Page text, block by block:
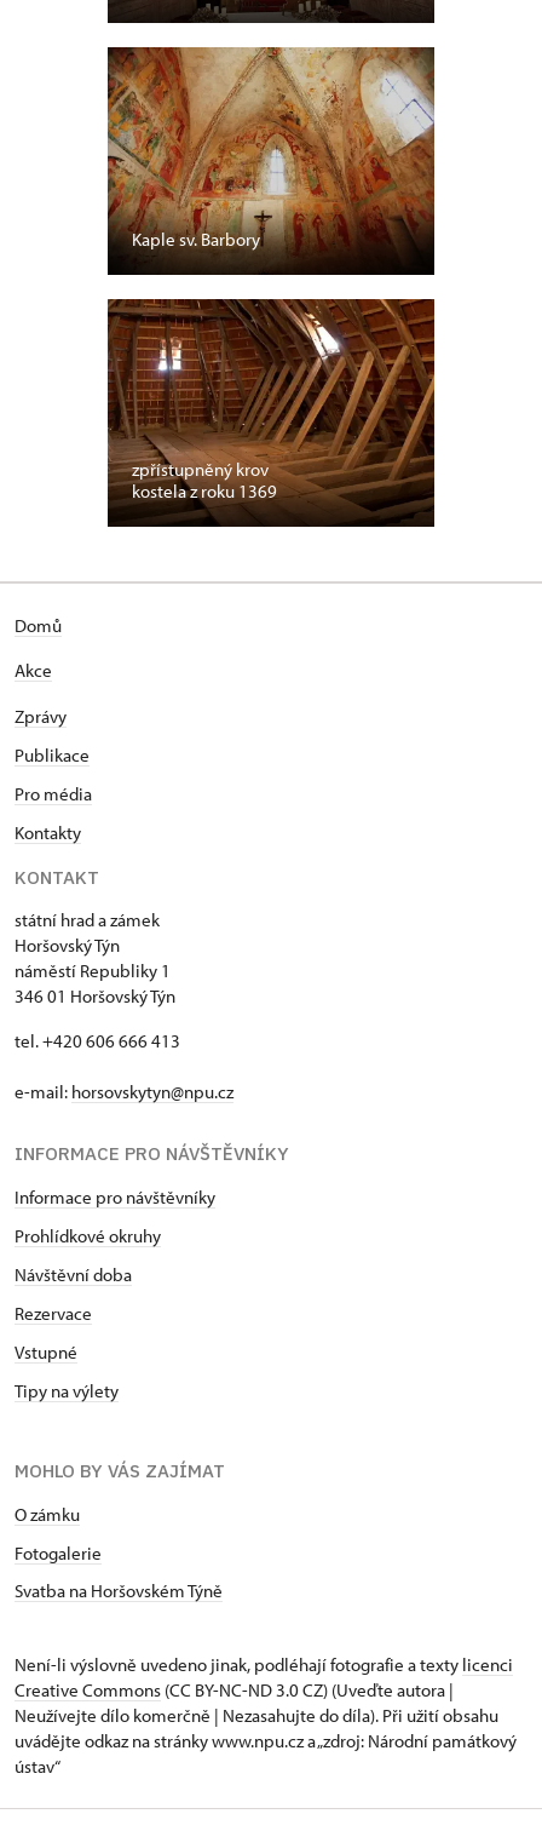
Kaple sv. Barbory
zpřístupněný krov
kostela z roku 1369
Domů
Akce
Zprávy
Publikace
Pro média
Kontakty
KONTAKT
státní hrad a zámek
Horšovský Týn
náměstí Republiky 1
346 01 Horšovský Týn
tel. +420 606 666 413
e-mail: horsovskytyn@npu.cz
INFORMACE PRO NÁVŠTĚVNÍKY
Informace pro návštěvníky
Prohlídkové okruhy
Návštěvní doba
Rezervace
Vstupné
Tipy na výlety
MOHLO BY VÁS ZAJÍMAT
O zámku
Fotogalerie
Svatba na Horšovském Týně
Není-li výslovně uvedeno jinak, podléhají fotografie a texty licenci
Creative Commons (CC BY-NC-ND 3.0 CZ) (Uveďte autora |
Neužívejte dílo komerčně | Nezasahujte do díla). Při užití obsahu
uvádějte odkaz na stránky www.npu.cz a „zdroj: Národní památkový
ústav“